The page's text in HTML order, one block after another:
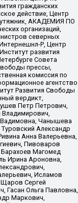
гражданских
действие, Центр
АКАДЕМИЯ ПО
организаций,
северных
Р, Центр
развития
Совета
прессы,
комиссия по
агентство
Развития Свободы
вердикт,
Петр Петрович,
Владимирович,
Чанышева
Александр
Анна Валерьевна,
Пивоваров
Барахоев Магомед
Ирина Ароновна,
Исламов
Щаров Сергей
Гасан Ольга Павловна,
Маркович,